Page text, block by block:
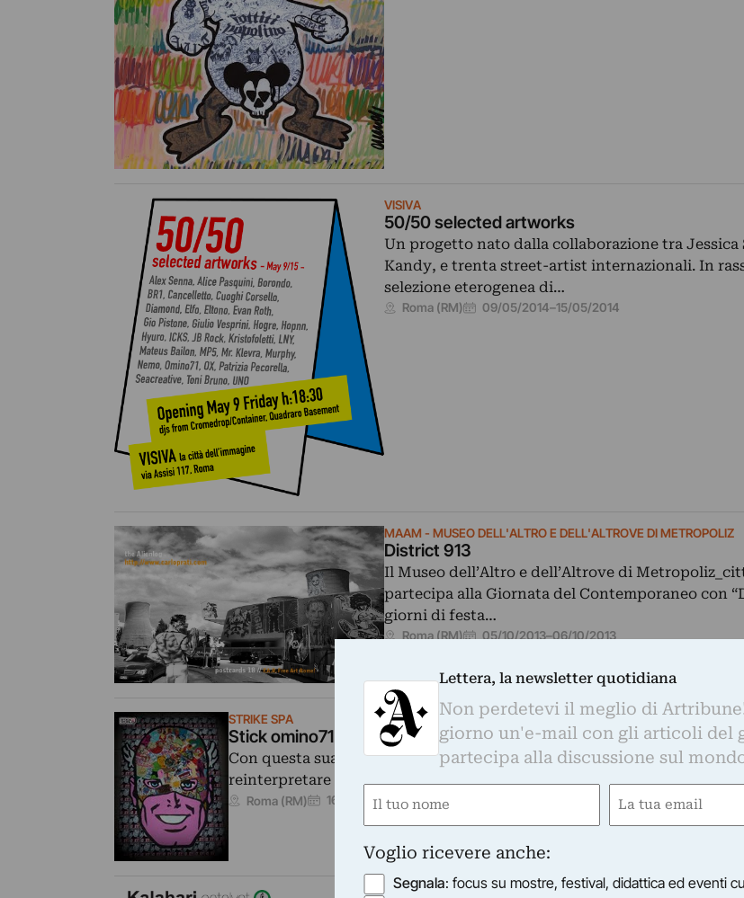
VISIVA
50/50 selected artworks
Un progetto nato dalla collaborazione tra Jessica
Kandy, e trenta street-artist internazionali. In
selezione eterogenea di…
Roma (RM) 09/05/2014–15/05/2014
MAAM - MUSEO DELL'ALTRO E DELL'ALTROVE DI METROPOLIZ
District 913
Il Museo dell’Altro e dell’Altrove di
partecipa alla Giornata del Contemporaneo con
giorni di festa…
Roma (RM) 05/10/2013–06/10/2013
STRIKE SPA
Stick omino71 World
Con questa sua ultima esposizione omino71 riscopre lo sticker come
reinterpretare le sue icone pop assemblate per l’occasione…
Roma (RM) 16/05/2013
Lettera, la newsletter quotidiana
Non perdetevi il meglio di
giorno un'e-mail con gli articoli del
partecipa alla discussione sul
Nome
Email
Voglio ricevere anche:
Segnala: focus su mostre, festival, didattica ed eventi